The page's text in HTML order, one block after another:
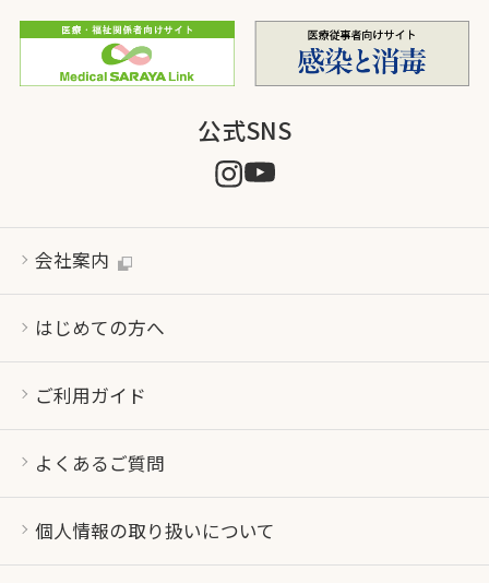
公式SNS
会社案内
はじめての方へ
ご利用ガイド
よくあるご質問
個人情報の取り扱いについて